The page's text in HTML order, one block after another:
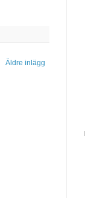
Äldre inlägg